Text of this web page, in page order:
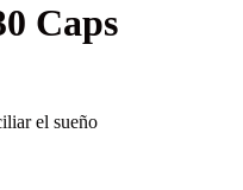
Caps
el sueño